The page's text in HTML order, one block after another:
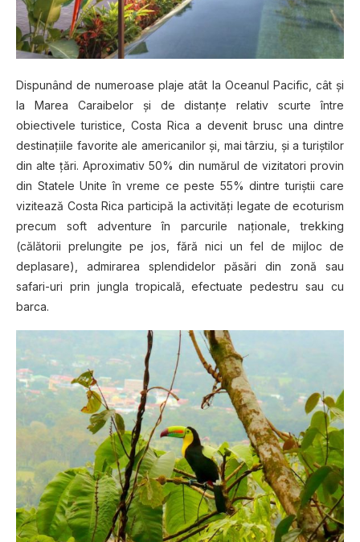
Dispunând de numeroase plaje atât la Oceanul Pacific, cât şi
la Marea Caraibelor şi de distanţe relativ scurte între
obiectivele turistice, Costa Rica a devenit brusc una dintre
destinaţiile favorite ale americanilor şi, mai târziu, şi a turiştilor
din alte ţări. Aproximativ 50% din numărul de vizitatori provin
din Statele Unite în vreme ce peste 55% dintre turiştii care
vizitează Costa Rica participă la activităţi legate de ecoturism
precum soft adventure în parcurile naţionale, trekking
(călătorii prelungite pe jos, fără nici un fel de mijloc de
deplasare), admirarea splendidelor păsări din zonă sau
safari-uri prin jungla tropicală, efectuate pedestru sau cu
barca.